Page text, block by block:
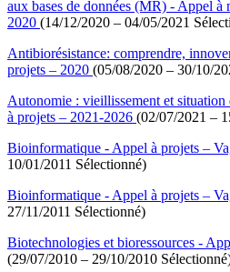
aux bases de données (MR) - Appel à
2020 (14/12/2020 – 04/05/2021
Antibiorésistance: comprendre,
projets – 2020 (05/08/2020 – 30/10/
Autonomie : vieillissement et
à projets – 2021-2026 (02/07/2021 –
Bioinformatique - Appel à projets –
10/01/2011 Sélectionné)
Bioinformatique - Appel à projets –
27/11/2011 Sélectionné)
Biotechnologies et bioressources -
(29/07/2010 – 29/10/2010